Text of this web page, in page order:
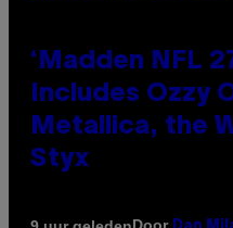
‘Madden NFL
Includes Ozzy
Metallica, the
Styx